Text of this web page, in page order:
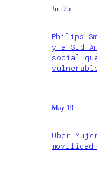
Jun 25
Philips
y a Sud
social
May 19
Uber
movilidad